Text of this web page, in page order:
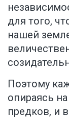
для того,
нашей
Поэтому
опираясь
предков, и